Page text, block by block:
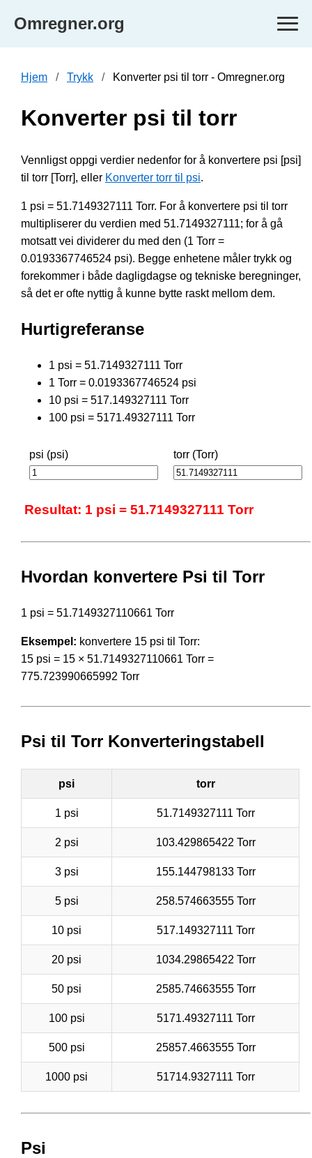
Omregner.org
Hjem Trykk Konverter psi til torr - Omregner.org
Konverter psi til torr
Vennligst oppgi verdier nedenfor for å konvertere psi [psi]
til torr [Torr], eller Konverter torr til psi.
1 psi = 51.7149327111 Torr. For å konvertere psi til torr
multipliserer du verdien med 51.7149327111; for å gå
motsatt vei dividerer du med den (1 Torr =
0.0193367746524 psi). Begge enhetene måler trykk og
forekommer i både dagligdagse og tekniske beregninger,
så det er ofte nyttig å kunne bytte raskt mellom dem.
Hurtigreferanse
1 psi = 51.7149327111 Torr
1 Torr = 0.0193367746524 psi
10 psi = 517.149327111 Torr
100 psi = 5171.49327111 Torr
psi (psi) torr (Torr)
Resultat: 1 psi = 51.7149327111 Torr
Hvordan konvertere Psi til Torr
1 psi = 51.7149327110661 Torr
Eksempel: konvertere 15 psi til Torr:
15 psi = 15 × 51.7149327110661 Torr =
775.723990665992 Torr
Psi til Torr Konverteringstabell
psi torr
1 psi 51.7149327111 Torr
2 psi 103.429865422 Torr
3 psi 155.144798133 Torr
5 psi 258.574663555 Torr
10 psi 517.149327111 Torr
20 psi 1034.29865422 Torr
50 psi 2585.74663555 Torr
100 psi 5171.49327111 Torr
500 psi 25857.4663555 Torr
1000 psi 51714.9327111 Torr
Psi